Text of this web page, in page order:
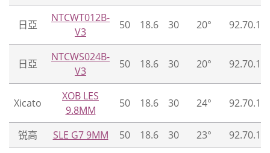
日亞
NTCWT012B-
V3
50 18.6 30 20°
日亞
NTCWS024B-
V3
50 18.6 30 20°
Xicato
XOB LES
9.8MM
50 18.6 30 24°
锐高 SLE G7 9MM 50 18.6 30 23°